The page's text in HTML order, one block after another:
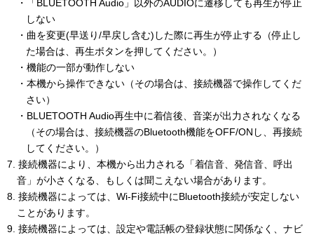
・「BLUETOOTH Audio」以外のAUDIOに遷移しても再生が停止
しない
・曲を変更(早送り/早戻し含む)した際に再生が停止する（停止し
た場合は、再生ボタンを押してください。）
・機能の一部が動作しない
・本機から操作できない（その場合は、接続機器で操作してくだ
さい）
・BLUETOOTH Audio再生中に着信後、音楽が出力されなくなる
（その場合は、接続機器のBluetooth機能をOFF/ONし、再接続
してください。）
7. 接続機器により、本機から出力される「着信音、発信音、呼出
音」が小さくなる、もしくは聞こえない場合があります。
8. 接続機器によっては、Wi-Fi接続中にBluetooth接続が安定しない
ことがあります。
9. 接続機器によっては、設定や電話帳の登録状態に関係なく、ナビ